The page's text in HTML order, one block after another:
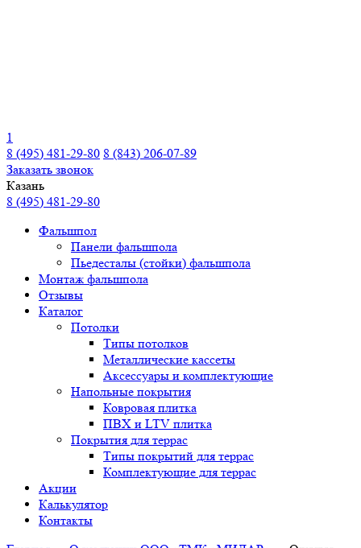
1
8 (495) 481-29-80 8 (843) 206-07-89
Заказать звонок
Казань
8 (495) 481-29-80
Фальшпол
Панели фальшпола
Пьедесталы (стойки) фальшпола
Монтаж фальшпола
Отзывы
Каталог
Потолки
Типы потолков
Металлические кассеты
Аксессуары и комплектующие
Напольные покрытия
Ковровая плитка
ПВХ и LTV плитка
Покрытия для террас
Типы покрытий для террас
Комплектующие для террас
Акции
Калькулятор
Контакты